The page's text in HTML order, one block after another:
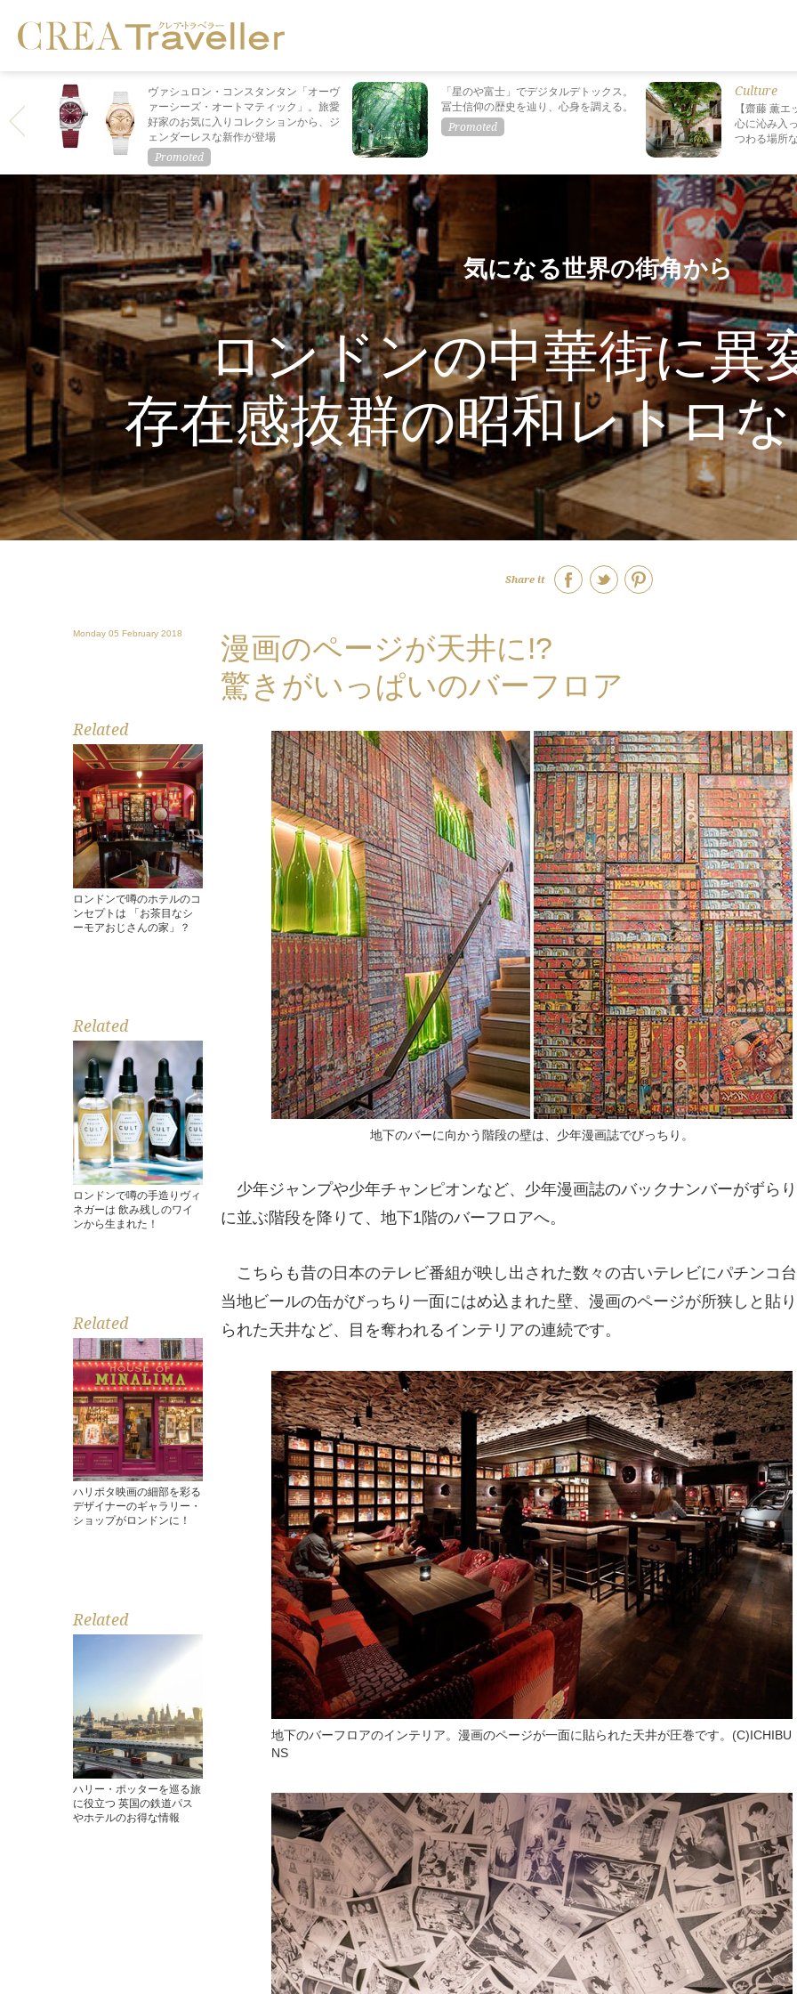
ヴァシュロン・コンスタンタン「オーヴ
ァーシーズ・オートマティック」。旅愛
好家のお気に入りコレクションから、ジ
ェンダーレスな新作が登場
「星のや富士」でデジタルデトックス。
冨士信仰の歴史を辿り、心身を調える。
Culture
【齋藤 薫
心に沁み入
つわる場所
気になる世界の街角から
ロンドンの中華街に異
存在感抜群の昭和レトロ
Share it
Monday 05 February 2018
Related
ロンドンで噂のホテルのコ
ンセプトは 「お茶目なシ
ーモアおじさんの家」？
Related
ロンドンで噂の手造りヴィ
ネガーは 飲み残しのワイ
ンから生まれた！
Related
ハリポタ映画の細部を彩る
デザイナーのギャラリー・
ショップがロンドンに！
Related
ハリー・ポッターを巡る旅
に役立つ 英国の鉄道パス
やホテルのお得な情報
漫画のページが天井に!?
驚きがいっぱいのバーフロア
地下のバーに向かう階段の壁は、少年漫画誌でびっちり。
少年ジャンプや少年チャンピオンなど、少年漫画誌のバックナンバーがずら
に並ぶ階段を降りて、地下1階のバーフロアへ。
こちらも昔の日本のテレビ番組が映し出された数々の古いテレビにパチンコ
当地ビールの缶がびっちり一面にはめ込まれた壁、漫画のページが所狭しと貼
られた天井など、目を奪われるインテリアの連続です。
地下のバーフロアのインテリア。漫画のページが一面に貼られた天井が圧巻です。(C)ICHIBU
NS